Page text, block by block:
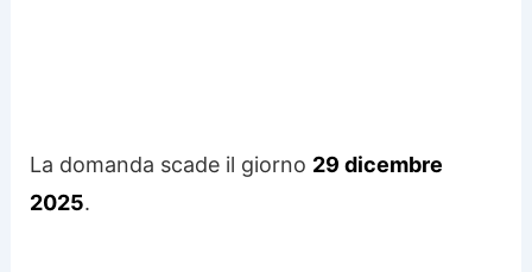
La domanda scade il giorno 29 dicembre
2025.